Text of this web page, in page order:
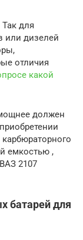
для
или дизелей
отличия
какой
должен
емкостью ,
2107
батарей для